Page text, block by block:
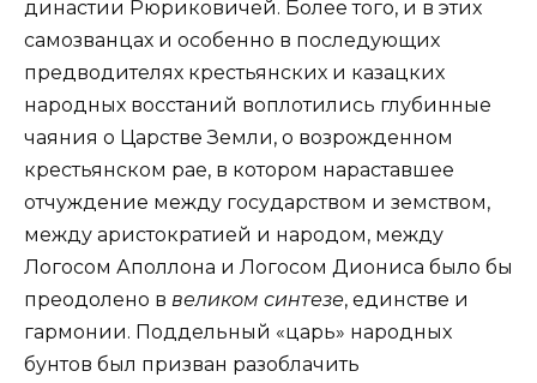
династии Рюриковичей. Более того, и в этих
самозванцах и особенно в последующих
предводителях крестьянских и казацких
народных восстаний воплотились глубинные
чаяния о Царстве Земли, о возрожденном
крестьянском рае, в котором нараставшее
отчуждение между государством и земством,
между аристократией и народом, между
Логосом Аполлона и Логосом Диониса было бы
преодолено в великом синтезе, единстве и
гармонии. Поддельный «царь» народных
бунтов был призван разоблачить